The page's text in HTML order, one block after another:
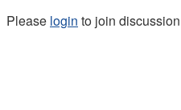
Please login to join discussion